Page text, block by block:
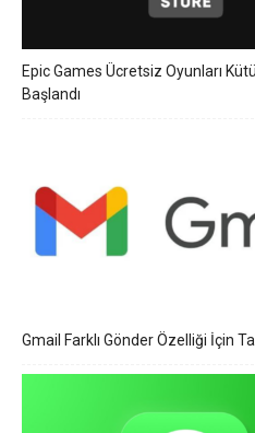
Epic Games Ücretsiz Oyunları
Başlandı
Gmail Farklı Gönder Özelliği İçin